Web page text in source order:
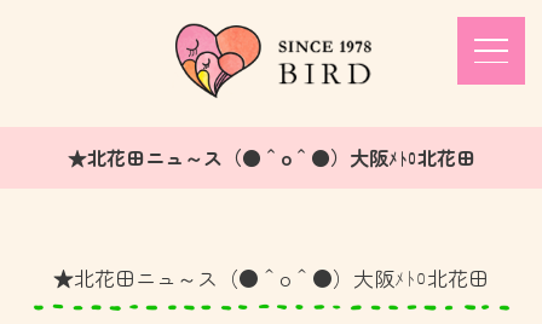
★北花田ニュ～ス（●＾o＾●）大阪ﾒﾄﾛ北花田
★北花田ニュ～ス（●＾o＾●）大阪ﾒﾄﾛ北花田